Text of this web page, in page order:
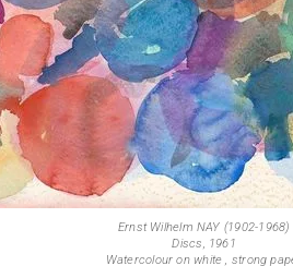
Ernst Wilhelm NAY (1902-1968)
Discs, 1961
Watercolour on white , strong